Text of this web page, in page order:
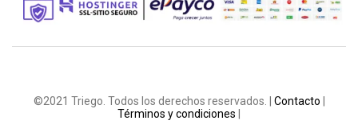
©2021 Triego. Todos los derechos reservados. | Contacto
Términos y condiciones